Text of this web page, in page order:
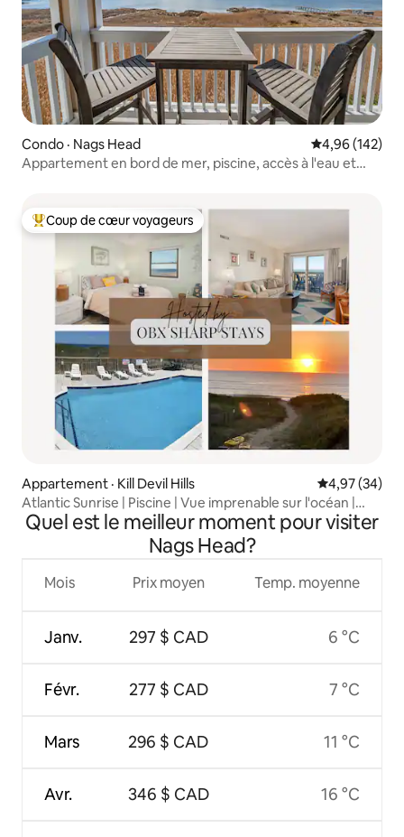
Condo · Nags Head Note
4,96 (142)
Appartement en bord de mer, piscine, accès à l'eau et
Coup de cœur voyageurs parmi les plus aimés
Coup de cœur voyageurs
Appartement · Kill Devil Hills Note
4,97 (34)
Atlantic Sunrise | Piscine | Vue imprenable sur l'océan |
MP9
Quel est le meilleur moment pour visiter
Nags Head?
Mois
Janv.
Févr.
Mars
Avr.
Prix moyen
297 $ CAD
277 $ CAD
296 $ CAD
346 $ CAD
Temp. moyenne
6 °C
7 °C
11 °C
16 °C